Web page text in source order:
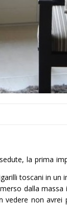
la prima
toscani in
dalla massa
non